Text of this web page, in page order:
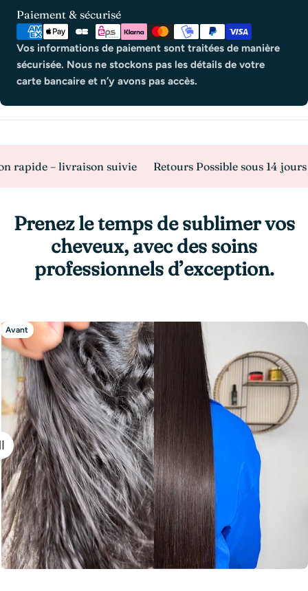
Paiement & sécurisé
Modes
paiement
Vos informations de paiement sont traitées de manière
sécurisée. Nous ne stockons pas les détails de votre
carte bancaire et n’y avons pas accès.
– livraison suivie Retours Possible sous 14 jours
Prenez le temps de sublimer vos
cheveux, avec des soins
professionnels d’exception.
Avant
Après